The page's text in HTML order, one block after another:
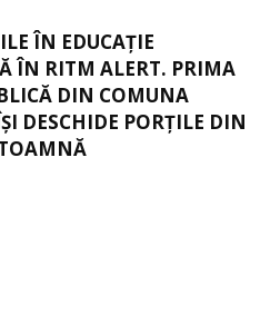
ÎN EDUCAȚIE
ÎN RITM ALERT. PRIMA
DIN COMUNA
DESCHIDE PORŢILE DIN